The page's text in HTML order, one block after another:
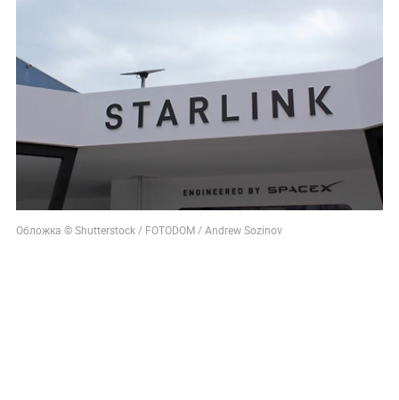
Обложка © Shutterstock / FOTODOM / Andrew Sozinov